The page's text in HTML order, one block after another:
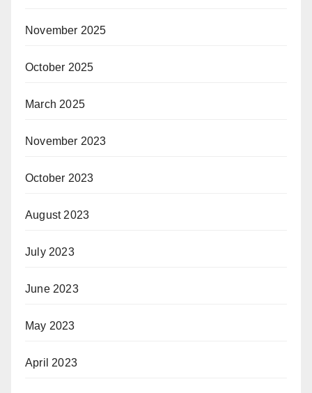
November 2025
October 2025
March 2025
November 2023
October 2023
August 2023
July 2023
June 2023
May 2023
April 2023